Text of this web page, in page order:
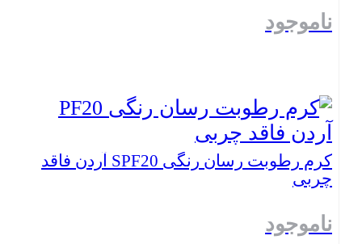
ناموجود
بستن
کرم رطوبت رسان رنگی SPF20 آردن فاقد
چربی
ناموجود